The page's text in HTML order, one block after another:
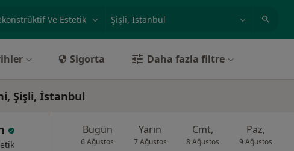
Sigorta Daha fazla filtre
Şişli, İstanbul
Bugün
6 Ağustos
Yarın
7 Ağustos
Cmt,
8 Ağustos
Paz,
9 Ağustos